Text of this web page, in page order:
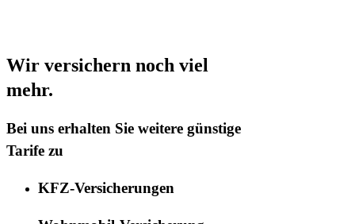
Wir versichern noch viel
mehr.
Bei uns erhalten Sie weitere günstige
Tarife zu
KFZ-Versicherungen